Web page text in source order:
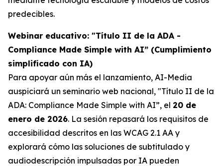
predecibles.
Webinar educativo: "Título II de la ADA -
Compliance Made Simple with AI” (Cumplimiento
simplificado con IA)
Para apoyar aún más el lanzamiento, AI-Media
auspiciará un seminario web nacional, "Título II de la
ADA: Compliance Made Simple with AI”, el 20 de
enero de 2026. La sesión repasará los requisitos de
accesibilidad descritos en las WCAG 2.1 AA y
explorará cómo las soluciones de subtitulado y
audiodescripción impulsadas por IA pueden